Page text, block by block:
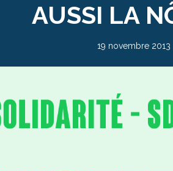
AUSSI LA
19 novembre 2013